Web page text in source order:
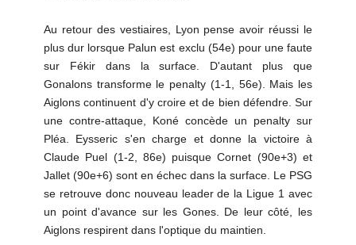
Au retour des vestiaires, Lyon pense avoir réussi le
plus dur lorsque Palun est exclu (54e) pour une faute
sur Fékir dans la surface. D'autant plus que
Gonalons transforme le penalty (1-1, 56e). Mais les
Aiglons continuent d'y croire et de bien défendre. Sur
une contre-attaque, Koné concède un penalty sur
Pléa. Eysseric s'en charge et donne la victoire à
Claude Puel (1-2, 86e) puisque Cornet (90e+3) et
Jallet (90e+6) sont en échec dans la surface. Le PSG
se retrouve donc nouveau leader de la Ligue 1 avec
un point d'avance sur les Gones. De leur côté, les
Aiglons respirent dans l'optique du maintien.